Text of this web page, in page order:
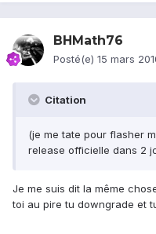
BHMath76
Posté(e) 15 mars
Citation
(je me tate pour flasher
release officielle dans 2
Je me suis dit la même
toi au pire tu downgrade et